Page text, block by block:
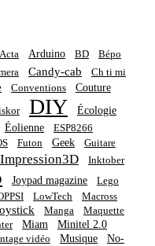
Acta Arduino BD
Bépo
Candy-cab
Ch ti mi
Conventions Couture
DIY Écologie
Éolienne
ESP8266
Futon Geek
Guitare
Impression3D Inktober
Joypad magazine Lego
LowTech Macross
Manga Maquette
Miam Minitel 2.0
vidéo Musique
No-